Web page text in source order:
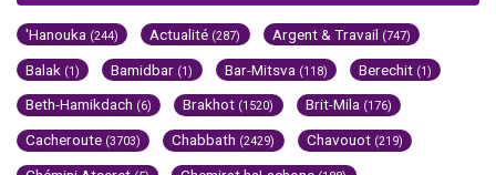
'Hanouka (244) Actualité (287) Argent & Travail (747)
Balak (1) Bamidbar (1) Bar-Mitsva (118) Berechit (1)
Beth-Hamikdach (6) Brakhot (1520) Brit-Mila (176)
Cacheroute (3703) Chabbath (2429) Chavouot (219)